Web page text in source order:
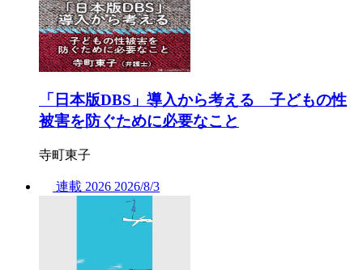
「日本版DBS」導入から考える 子どもの性
被害を防ぐために必要なこと
寺町東子
連載 2026 2026/8/3